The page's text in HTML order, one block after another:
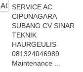
SERVICE AC
CIPUNAGARA
SUBANG CV SINAR
TEKNIK
HAURGEULIS
081324046989
Maintenance ...